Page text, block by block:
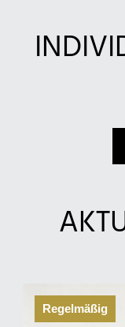
Regelmäßig